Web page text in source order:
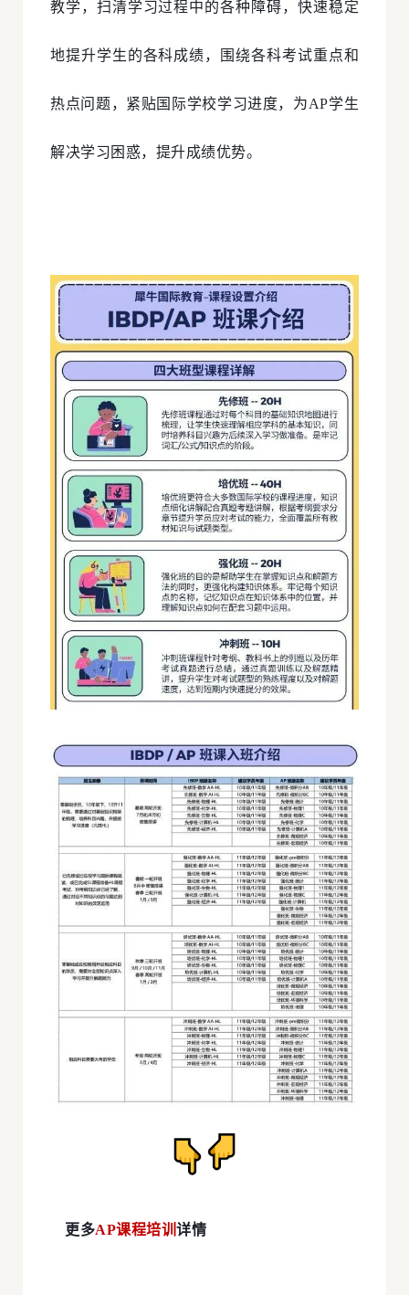
教学，扫清学习过程中的各种障碍，快速稳定
地提升学生的各科成绩，围绕各科考试重点和
热点问题，紧贴国际学校学习进度，为AP学生
解决学习困惑，提升成绩优势。
更多AP课程培训 详情